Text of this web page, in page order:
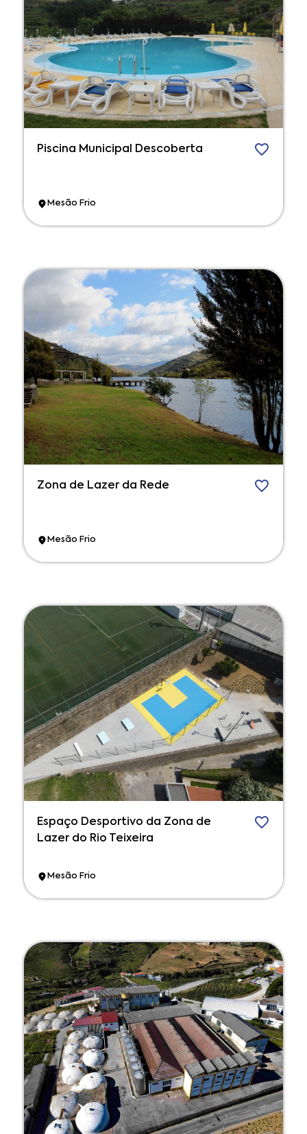
Piscina Municipal Descoberta
Mesão Frio
Zona de Lazer da Rede
Mesão Frio
Espaço Desportivo da Zona de
Lazer do Rio Teixeira
Mesão Frio